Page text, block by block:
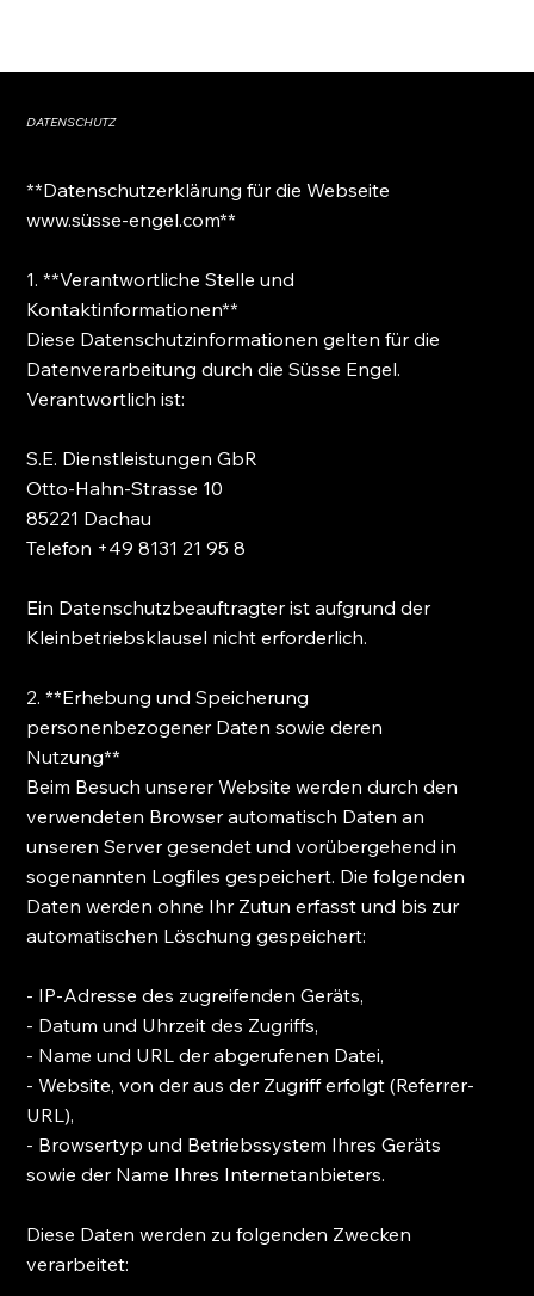
DATENSCHUTZ
**Datenschutzerklärung für die Webseite
www.süsse-engel.com**
1. **Verantwortliche Stelle und
Kontaktinformationen**
Diese Datenschutzinformationen gelten für die
Datenverarbeitung durch die Süsse Engel.
Verantwortlich ist:
S.E. Dienstleistungen GbR
Otto-Hahn-Strasse 10
85221 Dachau
Telefon +49 8131 21 95 8
Ein Datenschutzbeauftragter ist aufgrund der
Kleinbetriebsklausel nicht erforderlich.
2. **Erhebung und Speicherung
personenbezogener Daten sowie deren
Nutzung**
Beim Besuch unserer Website werden durch den
verwendeten Browser automatisch Daten an
unseren Server gesendet und vorübergehend in
sogenannten Logfiles gespeichert. Die folgenden
Daten werden ohne Ihr Zutun erfasst und bis zur
automatischen Löschung gespeichert:
- IP-Adresse des zugreifenden Geräts,
- Datum und Uhrzeit des Zugriffs,
- Name und URL der abgerufenen Datei,
- Website, von der aus der Zugriff erfolgt (Referrer-
URL),
- Browsertyp und Betriebssystem Ihres Geräts
sowie der Name Ihres Internetanbieters.
Diese Daten werden zu folgenden Zwecken
verarbeitet: